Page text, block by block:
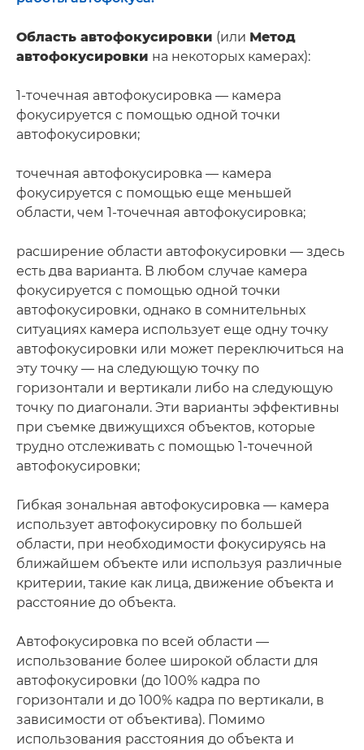
Область автофокусировки (или Метод
автофокусировки на некоторых камерах):
1-точечная автофокусировка — камера
фокусируется с помощью одной точки
автофокусировки;
точечная автофокусировка — камера
фокусируется с помощью еще меньшей
области, чем 1-точечная автофокусировка;
расширение области автофокусировки — здесь
есть два варианта. В любом случае камера
фокусируется с помощью одной точки
автофокусировки, однако в сомнительных
ситуациях камера использует еще одну точку
автофокусировки или может переключиться на
эту точку — на следующую точку по
горизонтали и вертикали либо на следующую
точку по диагонали. Эти варианты эффективны
при съемке движущихся объектов, которые
трудно отслеживать с помощью 1-точечной
автофокусировки;
Гибкая зональная автофокусировка — камера
использует автофокусировку по большей
области, при необходимости фокусируясь на
ближайшем объекте или используя различные
критерии, такие как лица, движение объекта и
расстояние до объекта.
Автофокусировка по всей области —
использование более широкой области для
автофокусировки (до 100% кадра по
горизонтали и до 100% кадра по вертикали, в
зависимости от объектива). Помимо
использования расстояния до объекта и